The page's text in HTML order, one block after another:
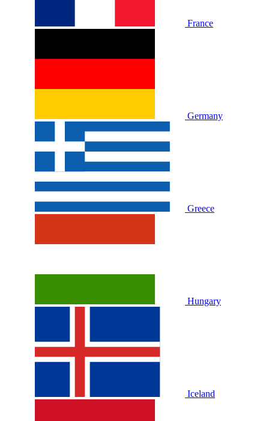
France
Germany
Greece
Hungary
Iceland